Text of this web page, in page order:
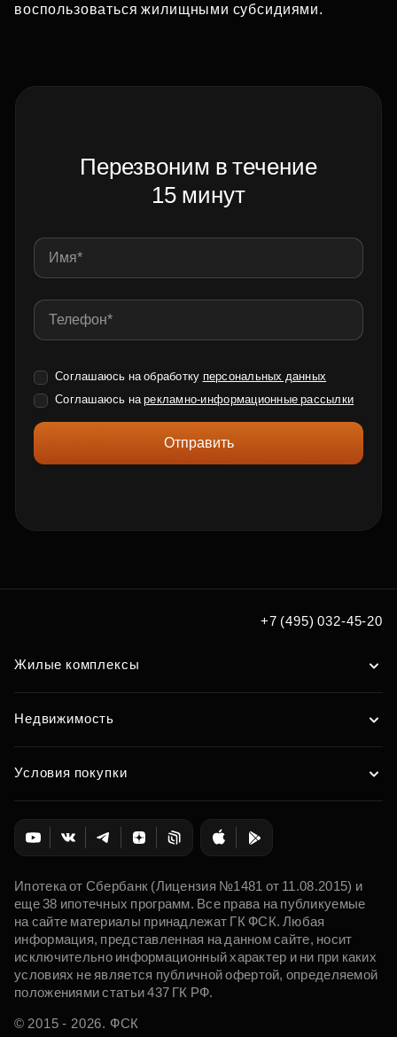
воспользоваться жилищными субсидиями.
Перезвоним в течение
15 минут
Соглашаюсь на обработку персональных данных
Соглашаюсь нарекламно-информационные рассылки
Отправить
+7 (495) 032-45-20
Жилые комплексы
Недвижимость
Условия покупки
Ипотека от Сбербанк (Лицензия №1481 от 11.08.2015) и
еще 38 ипотечных программ. Все права на публикуемые
на сайте материалы принадлежат ГК ФСК. Любая
информация, представленная на данном сайте, носит
исключительно информационный характер и ни при каких
условиях не является публичной офертой, определяемой
положениями статьи 437 ГК РФ.
© 2015 - 2026. ФСК